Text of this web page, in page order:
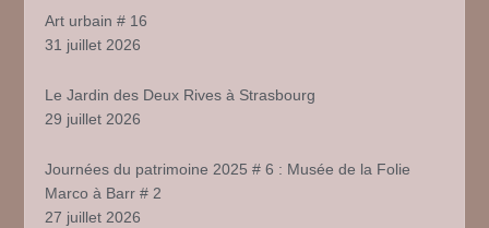
Art urbain # 16
31 juillet 2026
Le Jardin des Deux Rives à Strasbourg
29 juillet 2026
Journées du patrimoine 2025 # 6 : Musée de la Folie
Marco à Barr # 2
27 juillet 2026